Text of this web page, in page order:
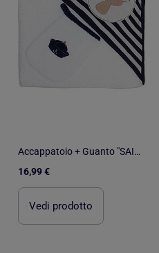
Accappatoio + Guanto "SAILOR" Les Chatounets
16,99 €
Vedi prodotto